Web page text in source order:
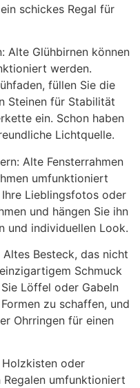
schickes Regal für
Alte Glühbirnen können
werden.
füllen Sie die
Steinen für Stabilität
ein. Schon haben
Lichtquelle.
Alte Fensterrahmen
umfunktioniert
Lieblingsfotos oder
und hängen Sie ihn
und individuellen Look.
Besteck, das nicht
Schmuck
Löffel oder Gabeln
zu schaffen, und
Ohrringen für einen
Holzkisten oder
umfunktioniert